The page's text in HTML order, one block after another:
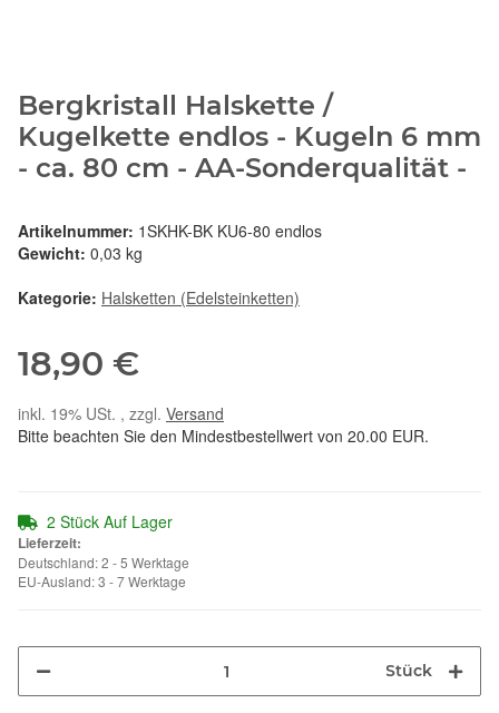
Bergkristall Halskette /
Kugelkette endlos - Kugeln 6 mm
- ca. 80 cm - AA-Sonderqualität -
Artikelnummer: 1SKHK-BK KU6-80 endlos
Gewicht: 0,03 kg
Kategorie: Halsketten (Edelsteinketten)
18,90 €
inkl. 19% USt. , zzgl. Versand
Bitte beachten Sie den Mindestbestellwert von 20.00 EUR.
2 Stück Auf Lager
Lieferzeit:
Deutschland: 2 - 5 Werktage
EU-Ausland: 3 - 7 Werktage
Stück